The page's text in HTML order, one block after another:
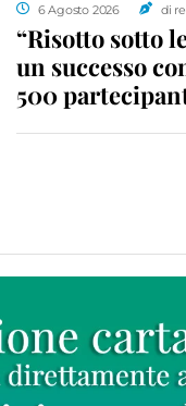
6 Agosto 2026 di
“Risotto sotto
un successo
500